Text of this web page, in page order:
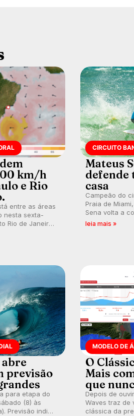
km/h
e Rio
entre as áreas
nesta sexta-
Rio de Janeiro
para ventos
CIRCUITO
Mateus
defende
casa
Campeão do
Praia de
Sena volta a
busca de
leia mais »
previsão
para etapa do
(8) às
Previsão indica
MODELO DE
O
Mais
que
Depois de
Waves traz de
clássica da